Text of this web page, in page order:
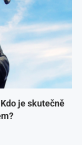
je skutečně